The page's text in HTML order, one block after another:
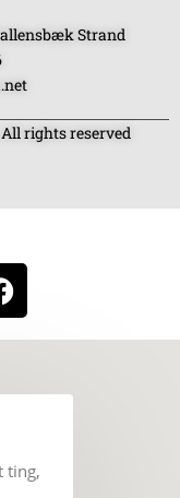
Strand
rights reserved
ting,